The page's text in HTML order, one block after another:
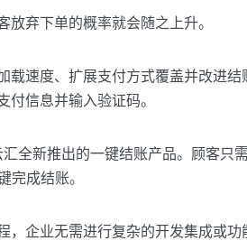
放弃下单的概率就会随之上升。
载速度、扩展支付方式覆盖并改进
付信息并输入验证码。
全新推出的一键结账产品。顾客只
完成结账。
，企业无需进行复杂的开发集成或